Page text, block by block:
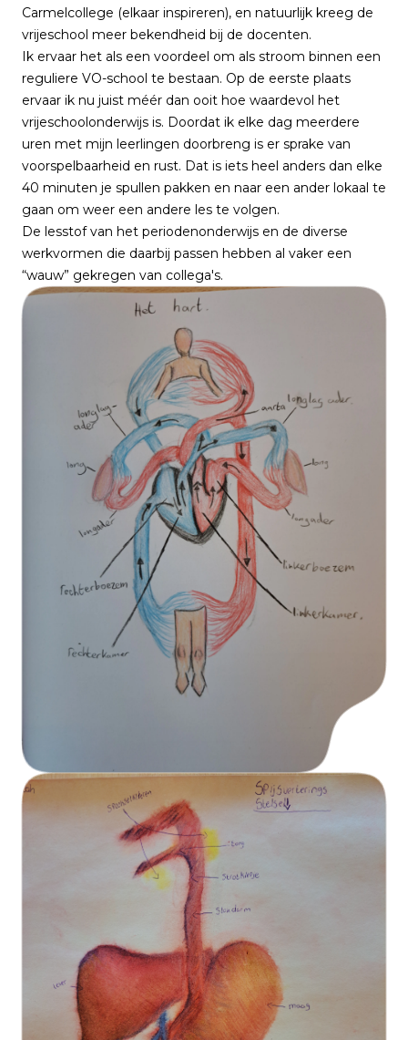
Carmelcollege (elkaar inspireren), en natuurlijk kreeg de
vrijeschool meer bekendheid bij de docenten.
Ik ervaar het als een voordeel om als stroom binnen een
reguliere VO-school te bestaan. Op de eerste plaats
ervaar ik nu juist méér dan ooit hoe waardevol het
vrijeschoolonderwijs is. Doordat ik elke dag meerdere
uren met mijn leerlingen doorbreng is er sprake van
voorspelbaarheid en rust. Dat is iets heel anders dan elke
40 minuten je spullen pakken en naar een ander lokaal te
gaan om weer een andere les te volgen.
De lesstof van het periodenonderwijs en de diverse
werkvormen die daarbij passen hebben al vaker een
“wauw” gekregen van collega's.